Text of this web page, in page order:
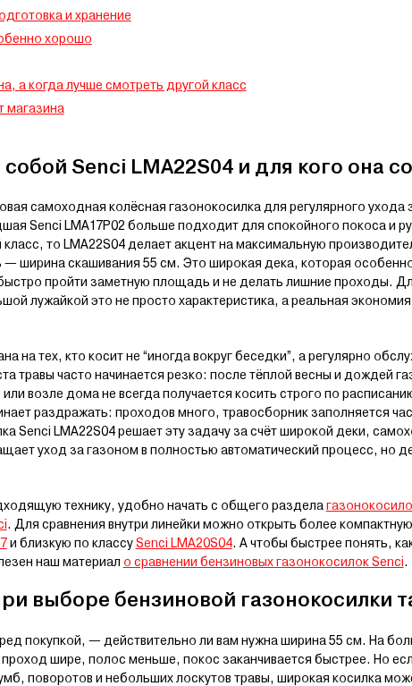
и хранение
хорошо
а когда лучше смотреть другой класс
магазина
Senci LMA22S04 и для кого она
самоходная колёсная газонокосилка для регулярного ухода
Senci LMA17P02 больше подходит для спокойного покоса и
то LMA22S04 делает акцент на максимальную
— ширина скашивания 55 см. Это широкая дека, которая
пройти заметную площадь и не делать лишние проходы.
лужайкой это не просто характеристика, а реальная экономия
на тех, кто косит не “иногда вокруг беседки”, а регулярно
травы часто начинается резко: после тёплой весны и дождей
возле дома не всегда получается косить строго по
раздражать: проходов много, травосборник заполняется
Senci LMA22S04 решает эту задачу за счёт широкой деки,
уход за газоном в полностью автоматический процесс, но
технику, удобно начать с общего раздела
. Для сравнения внутри линейки можно открыть более компактную
и близкую по классуSenci LMA20S04. А чтобы быстрее понять,
наш материал о сравнении бензиновых газонокосилок Senci.
выборе бензиновой газонокосилки
покупкой, — действительно ли вам нужна ширина 55 см. На
шире, полос меньше, покос заканчивается быстрее. Но
поворотов и небольших лоскутов травы, широкая косилка